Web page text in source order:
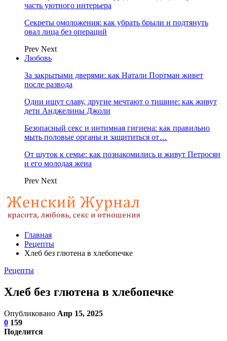
часть уютного интерьера
Секреты омоложения: как убрать брыли и подтянуть
овал лица без операций
Prev Next
Любовь
За закрытыми дверями: как Натали Портман живет
после развода
Одни ищут славу, другие мечтают о тишине: как живут
дети Анджелины Джоли
Безопасный секс и интимная гигиена: как правильно
мыть половые органы и защититься от…
От шуток к семье: как познакомились и живут Петросян
и его молодая жена
Prev Next
Главная
Рецепты
Хлеб без глютена в хлебопечке
Рецепты
Хлеб без глютена в хлебопечке
Опубликовано Апр 15, 2025
0 159
Поделится